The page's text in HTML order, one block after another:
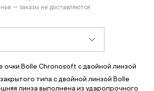
— заказы не доставляются
очки Bolle Chronosoft с двойной линзой
типа с двойной линзой Bolle
линза выполнена из ударопрочного